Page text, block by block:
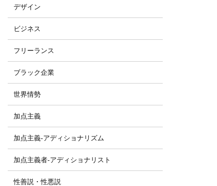
デザイン
ビジネス
フリーランス
ブラック企業
世界情勢
加点主義
加点主義-アディショナリズム
加点主義者-アディショナリスト
性善説・性悪説